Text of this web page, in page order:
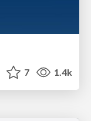
7 1.4k